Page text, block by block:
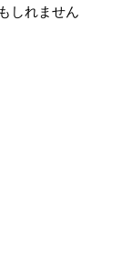
しれません